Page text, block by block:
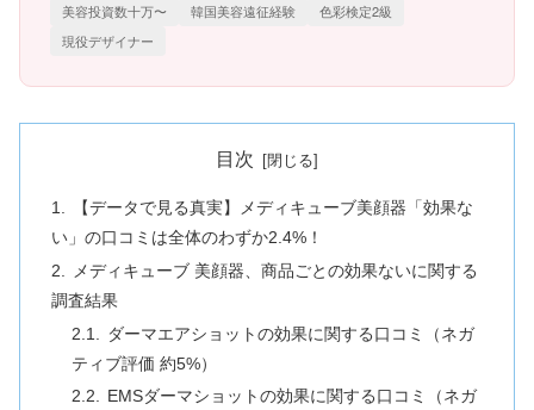
美容投資数十万〜 韓国美容遠征経験
色彩検定2級
現役デザイナー
目次
【データで見る真実】メディキューブ美顔器「効果な
い」の口コミは全体のわずか2.4%！
メディキューブ 美顔器、商品ごとの効果ないに関する
調査結果
ダーマエアショットの効果に関する口コミ（ネガ
ティブ評価 約5%）
EMSダーマショットの効果に関する口コミ（ネガ